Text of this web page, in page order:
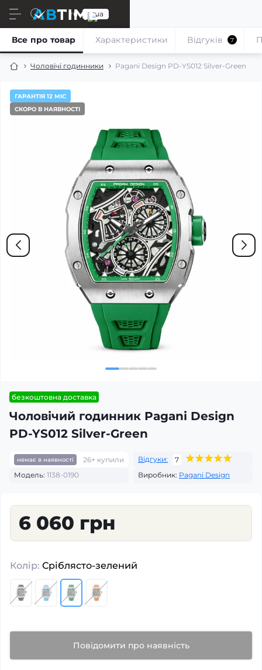
ru ua
Чоловічі годинники Pagani Design PD-YS012 Silver-Green
Все про товар Характеристики Відгуків 7
ГАРАНТІЯ 12 МІС
СКОРО В НАЯВНОСТІ
безкоштовна доставка
Чоловічий годинник Pagani Design
PD-YS012 Silver-Green
немає в наявності 26+ купили Відгуки:
7
Модель: 1138-0190 Виробник: Pagani Design
6 060 грн
Колір: Сріблясто-зелений
Повідомити про наявність